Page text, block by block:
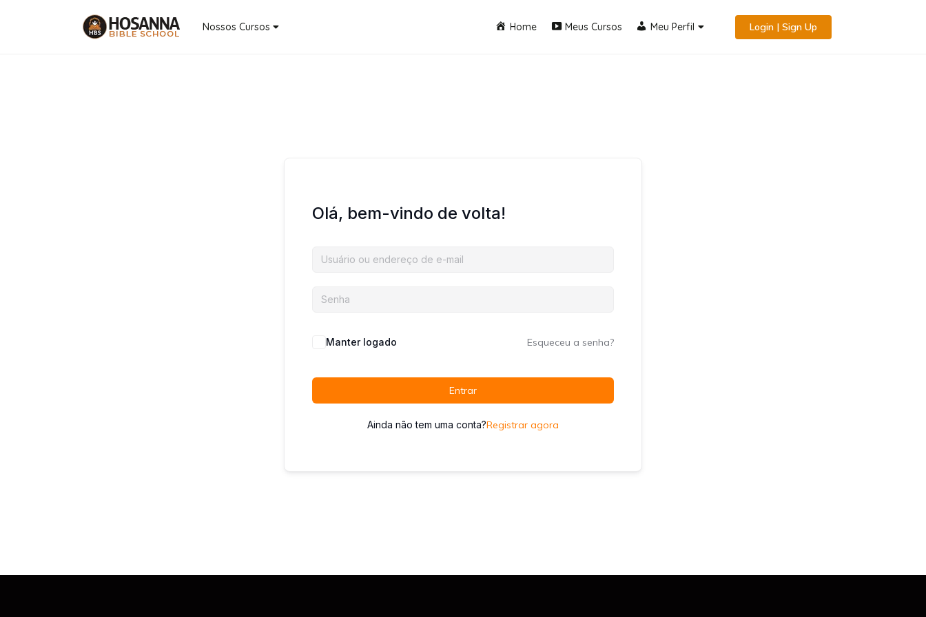
Nossos Cursos Home Meus Cursos Meu Perfil Login | Sign Up
Olá, bem-vindo de volta!
Manter logado Esqueceu a senha?
Entrar
Ainda não tem uma conta?Registrar agora